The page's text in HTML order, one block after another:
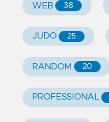
WEB 38
JUDO 25
RANDOM 20
PROFESSIONAL